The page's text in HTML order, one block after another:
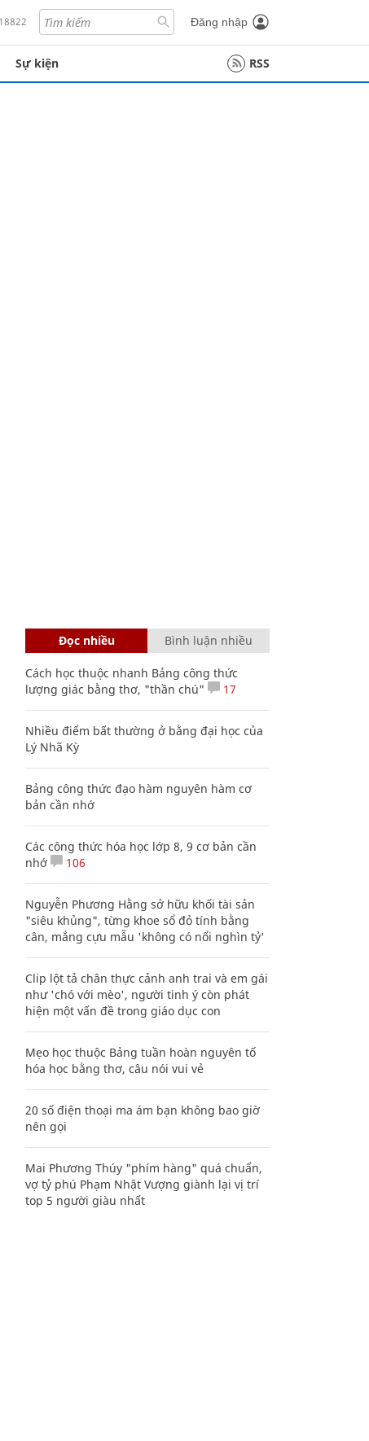
Đăng nhập
Sự kiện RSS
Đọc nhiều Bình luận nhiều
Cách học thuộc nhanh Bảng công thức
lượng giác bằng thơ, "thần chú"
17
Nhiều điểm bất thường ở bằng đại học của
Lý Nhã Kỳ
Bảng công thức đạo hàm nguyên hàm cơ
bản cần nhớ
Các công thức hóa học lớp 8, 9 cơ bản cần
nhớ
106
Nguyễn Phương Hằng sở hữu khối tài sản
"siêu khủng", từng khoe sổ đỏ tính bằng
cân, mắng cựu mẫu 'không có nổi nghìn tỷ'
Clip lột tả chân thực cảnh anh trai và em gái
như 'chó với mèo', người tinh ý còn phát
hiện một vấn đề trong giáo dục con
Mẹo học thuộc Bảng tuần hoàn nguyên tố
hóa học bằng thơ, câu nói vui vẻ
20 số điện thoại ma ám bạn không bao giờ
nên gọi
Mai Phương Thúy "phím hàng" quá chuẩn,
vợ tỷ phú Phạm Nhật Vượng giành lại vị trí
top 5 người giàu nhất